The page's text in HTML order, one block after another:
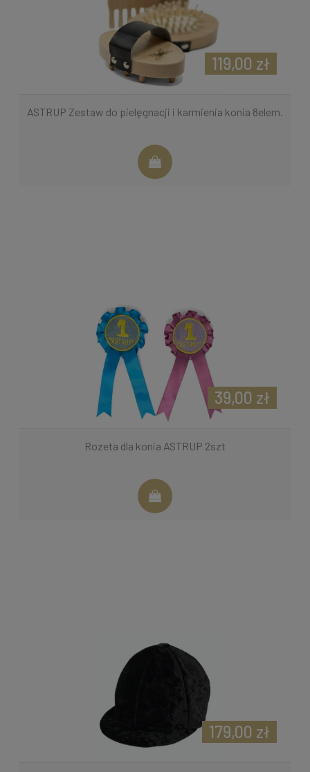
ASTRUP Zestaw do pielęgnacji i karmienia konia 8elem.
119,00 zł
Rozeta dla konia ASTRUP 2szt
39,00 zł
179,00 zł